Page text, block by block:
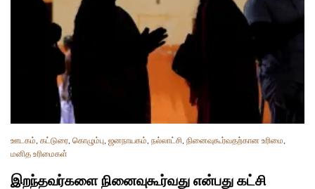
ஊடகம், கட்டுரை, கொழும்பு, ஜனநாயகம், நல்லாட்சி, நினைவுகூர்வதற்கான உரிமை,
மனித உரிமைகள்
இறந்தவர்களை நினைவுகூர்வது என்பது கட்சி